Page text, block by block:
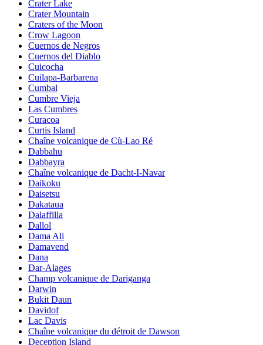
Crater Lake
Crater Mountain
Craters of the Moon
Crow Lagoon
Cuernos de Negros
Cuernos del Diablo
Cuicocha
Cuilapa-Barbarena
Cumbal
Cumbre Vieja
Las Cumbres
Curacoa
Curtis Island
Chaîne volcanique de Cù-Lao Ré
Dabbahu
Dabbayra
Chaîne volcanique de Dacht-I-Navar
Daikoku
Daisetsu
Dakataua
Dalaffilla
Dallol
Dama Ali
Damavend
Dana
Dar-Alages
Champ volcanique de Dariganga
Darwin
Bukit Daun
Davidof
Lac Davis
Chaîne volcanique du détroit de Dawson
Deception Island